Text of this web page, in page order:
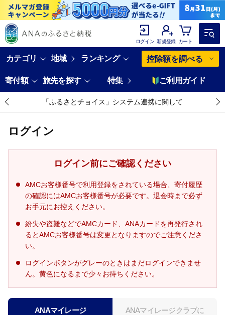
ログイン 新規登録 カート
カテゴリ 地域 ランキング 控除額を調べる
寄付額 旅先を探す 特集 ご利用ガイド
「ふるさとチョイス」システム連携に関して
ログイン
ログイン前にご確認ください
AMCお客様番号で利用登録をされている場合、寄付履歴
の確認にはAMCお客様番号が必要です。退会時まで必ず
お手元にお控えください。
紛失や盗難などでAMCカード、ANAカードを再発行され
るとAMCお客様番号は変更となりますのでご注意くださ
い。
ログインボタンがグレーのときはまだログインできませ
ん。黄色になるまで少々お待ちください。
ANAマイレージ
ANAマイレージクラブに